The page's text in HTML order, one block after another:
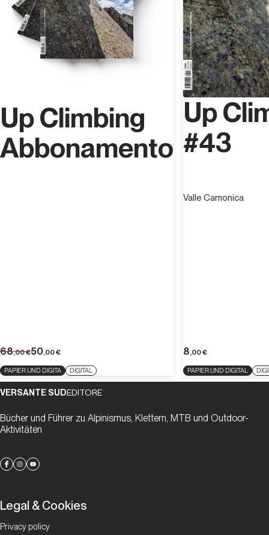
Block. 2015 zieht er nach Cisano sul Neva und startet
eine regelrechte Revolution im Val Pennavaire: Er
erschließt über 300 Routen von 8a bis 9a+ und
bereichert so das Tal mit einer Vielzahl von Touren auf
hohem Niveau, die zuvor noch fehlten.
Up Climbing
Abbonamento
68,00€50,00€
PAPIER UND DIGITA DIGITAL
Up
#43
Valle Camonica
8,00€
PAPIER UND DIGITAL
VERSANTE SUDEDITORE
Bücher und Führer zu Alpinismus, Klettern, MTB und Outdoor-
Aktivitäten
Legal & Cookies
Privacy policy